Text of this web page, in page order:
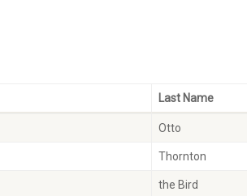
Last Name
Otto
Thornton
the Bird